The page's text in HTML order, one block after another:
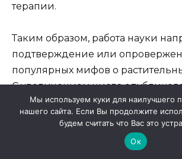
терапии.
Таким образом, работа науки
подтверждение или
популярных мифов о
С увеличением числа
научных статей возрастает и
этим методам, что, безусловно,
отечественной и мировой
Мы используем куки для наилучшего
нашего сайта. Если Вы продолжите
будем считать что Вас это
Ок